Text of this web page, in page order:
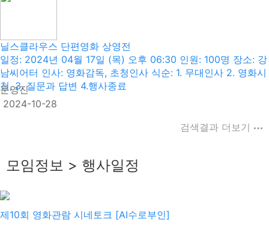
닐스클라우스 단편영화 상영전
일정: 2024년 04월 17일 (목) 오후 06:30 인원: 100명 장소: 강
남씨어터 인사: 영화감독, 초청인사 식순: 1. 무대인사 2. 영화시
청, 3. 질문과 답변 4.행사종료
운영진
2024-10-28
검색결과 더보기
모임정보 > 행사일정
제10회 영화관람 시네토크 [AI수로부인]